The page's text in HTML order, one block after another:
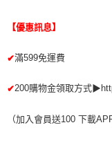
【優惠訊息】
✔滿599免運費
✔200購物金領取方式
（加入會員送100 下載